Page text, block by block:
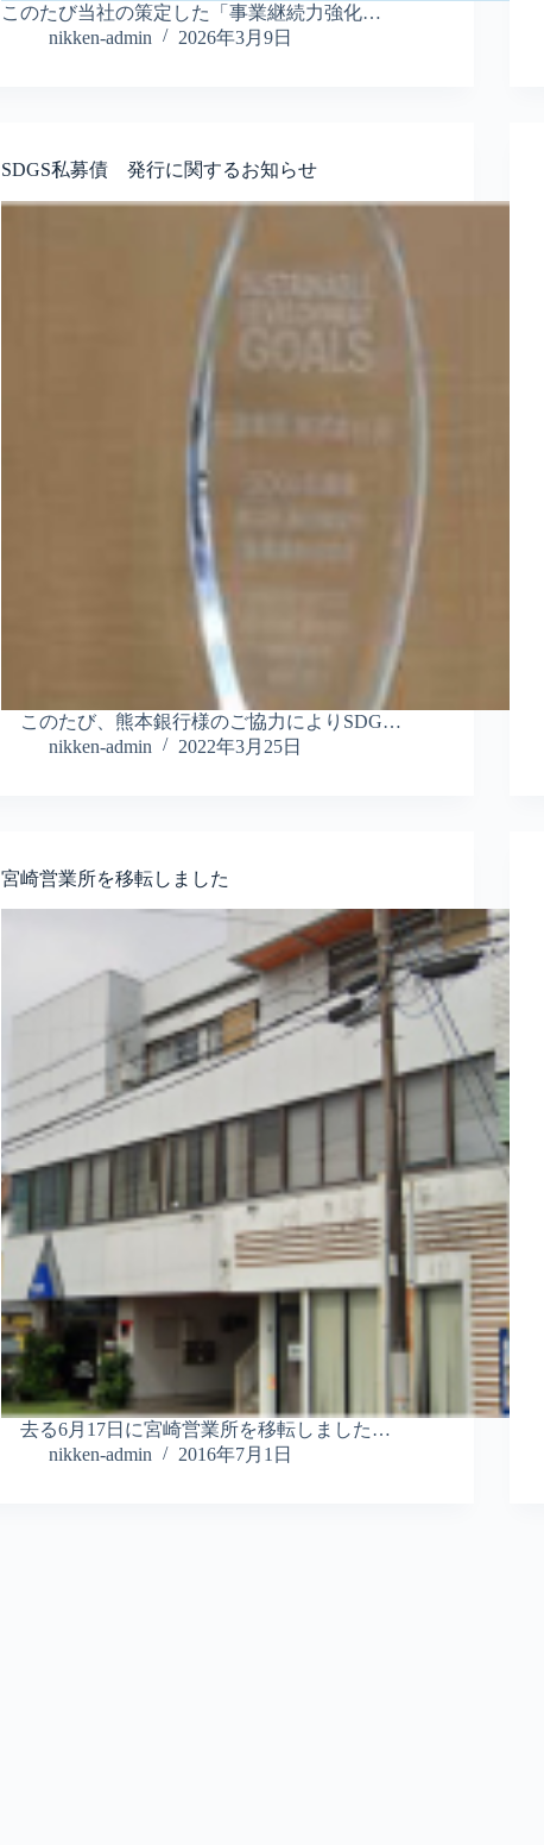
このたび当社の策定した「事業継続力強化…
nikken-admin
2026年3月9日
SDGS私募債 発行に関するお知らせ
このたび、熊本銀行様のご協力によりSDG…
nikken-admin
2022年3月25日
宮崎営業所を移転しました
去る6月17日に宮崎営業所を移転しました…
nikken-admin
2016年7月1日